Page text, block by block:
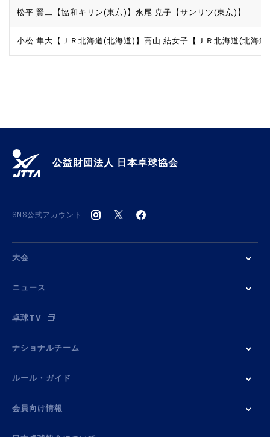
松平 賢二【協和キリン(東京)】 永尾 尭子【サンリツ(東京)】
小松 隼大【ＪＲ北海道(北海道)】 高山 結女子【ＪＲ北海道(北海道
公益財団法人 日本卓球協会
SNS公式アカウント
大会
ニュース
卓球TV
ナショナルチーム
ルール・ガイド
会員向け情報